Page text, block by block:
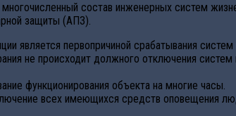
состав инженерных систем
защиты (АПЗ).
является первопричиной срабатывания
не происходит должного отключения
функционирования объекта на многие часы.
всех имеющихся средств оповещения